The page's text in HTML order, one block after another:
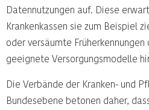
Datennutzungen auf. Diese
Krankenkassen sie zum Beispiel
oder versäumte
geeignete Versorgungsmodelle
Die Verbände der Kranken- und
Bundesebene betonen daher,